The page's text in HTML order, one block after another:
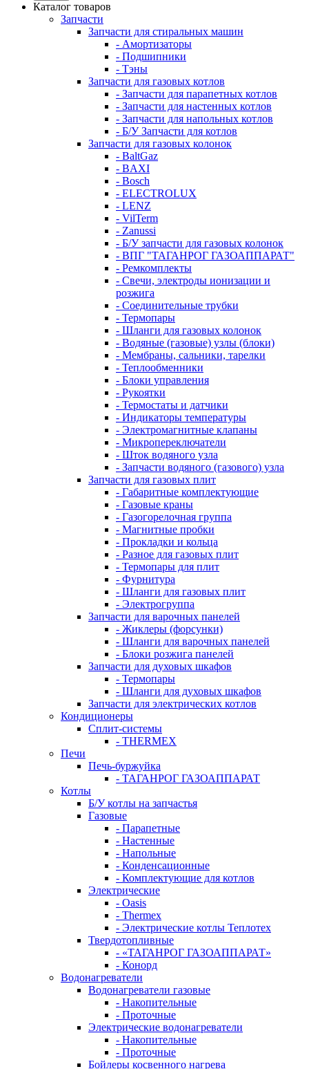
Каталог товаров
Запчасти
Запчасти для стиральных машин
- Амортизаторы
- Подшипники
- Тэны
Запчасти для газовых котлов
- Запчасти для парапетных котлов
- Запчасти для настенных котлов
- Запчасти для напольных котлов
- Б/У Запчасти для котлов
Запчасти для газовых колонок
- BaltGaz
- BAXI
- Bosch
- ELECTROLUX
- LENZ
- VilTerm
- Zanussi
- Б/У запчасти для газовых колонок
- ВПГ "ТАГАНРОГ ГАЗОАППАРАТ"
- Ремкомплекты
- Свечи, электроды ионизации и
розжига
- Соединительные трубки
- Термопары
- Шланги для газовых колонок
- Водяные (газовые) узлы (блоки)
- Мембраны, сальники, тарелки
- Теплообменники
- Блоки управления
- Рукоятки
- Термостаты и датчики
- Индикаторы температуры
- Электромагнитные клапаны
- Микропереключатели
- Шток водяного узла
- Запчасти водяного (газового) узла
Запчасти для газовых плит
- Габаритные комплектующие
- Газовые краны
- Газогорелочная группа
- Магнитные пробки
- Прокладки и кольца
- Разное для газовых плит
- Термопары для плит
- Фурнитура
- Шланги для газовых плит
- Электрогруппа
Запчасти для варочных панелей
- Жиклеры (форсунки)
- Шланги для варочных панелей
- Блоки розжига панелей
Запчасти для духовых шкафов
- Термопары
- Шланги для духовых шкафов
Запчасти для электрических котлов
Кондиционеры
Сплит-системы
- THERMEX
Печи
Печь-буржуйка
- ТАГАНРОГ ГАЗОАППАРАТ
Котлы
Б/У котлы на запчастья
Газовые
- Парапетные
- Настенные
- Напольные
- Конденсационные
- Комплектующие для котлов
Электрические
- Oasis
- Thermex
- Электрические котлы Теплотех
Твердотопливные
- «ТАГАНРОГ ГАЗОАППАРАТ»
- Конорд
Водонагреватели
Водонагреватели газовые
- Накопительные
- Проточные
Электрические водонагреватели
- Накопительные
- Проточные
Бойлеры косвенного нагрева